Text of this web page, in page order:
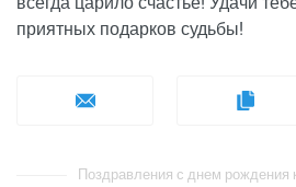
приятных подарков судьбы!
Поздравления с днем рождения